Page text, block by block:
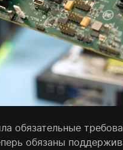
обязательные
обязаны